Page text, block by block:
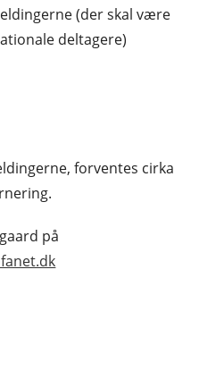
(der skal være
deltagere)
forventes cirka
på